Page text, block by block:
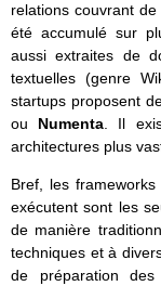
relations couvrant
été accumulé sur
aussi extraites de
textuelles (genre
startups proposent
ou Numenta . Il
architectures plus
Bref, les
exécutent sont les
de manière
techniques et à
de préparation